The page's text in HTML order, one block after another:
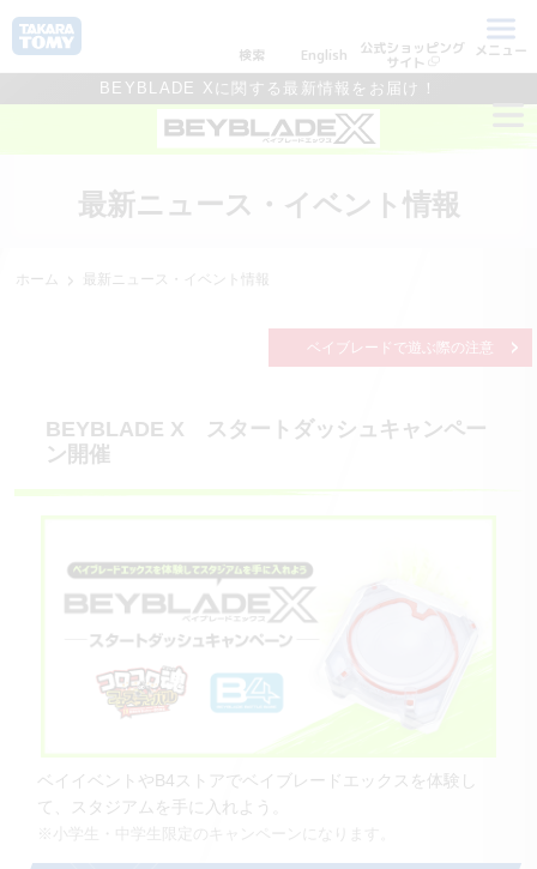
検索 English 公式ショッピング
サイト
メニュー
BEYBLADE Xに関する最新情報をお届け！
最新ニュース・イベント情報
ホーム 最新ニュース・イベント情報
ベイブレードで遊ぶ際の注意
BEYBLADE X スタートダッシュキャンペー
ン開催
ベイイベントやB4ストアでベイブレードエックスを体験し
て、スタジアムを手に入れよう。
※小学生・中学生限定のキャンペーンになります。